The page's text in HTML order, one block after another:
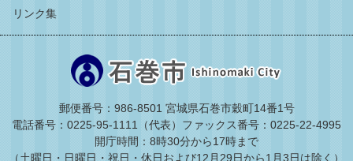
リンク集
郵便番号：986-8501 宮城県石巻市穀町14番1号
電話番号：0225-95-1111（代表） ファックス番号：0225-22-4995
開庁時間：8時30分から17時まで
（土曜日・日曜日・祝日・休日および12月29日から1月3日は除く）